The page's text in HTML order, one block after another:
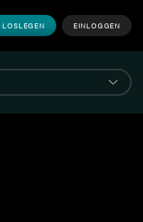
LOSLEGEN EINLOGGEN